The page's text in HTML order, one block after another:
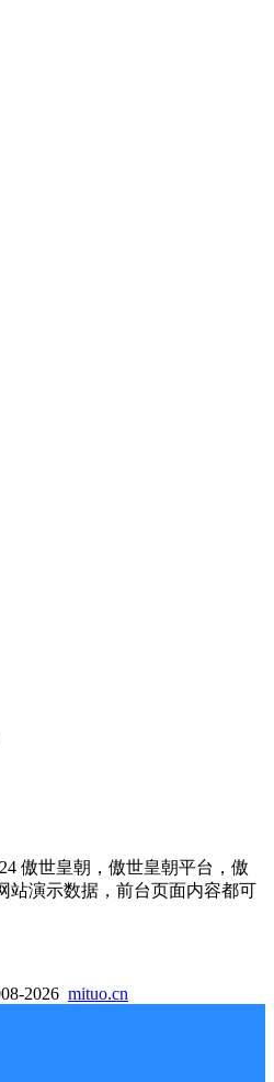
傲世皇朝，傲世皇朝平台，傲
站演示数据，前台页面内容都可
2026 mituo.cn